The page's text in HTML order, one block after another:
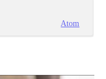
Atom